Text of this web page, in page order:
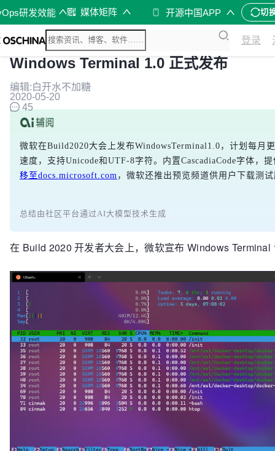
研发效能 媒体矩阵 开源中国APP 切
登录
Windows Terminal 1.0 正式发布
编辑:白开水不加糖
2020-05-20
45
微软在Build2020大会上发布WindowsTerminal1.0，计划每月
速度，支持Unicode和UTF-8字符。内置CascadiaCode字体，
移至docs.microsoft.com ，微软还推出预览频道供用户下载测
总结由社区平台通过AI大模型技术生成
在 Build 2020 开发者大会上，微软宣布 Windows